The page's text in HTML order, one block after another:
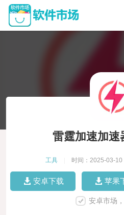
雷霆加速加速
工具 时间：2025-03-10
安卓下载 苹果
安卓市场